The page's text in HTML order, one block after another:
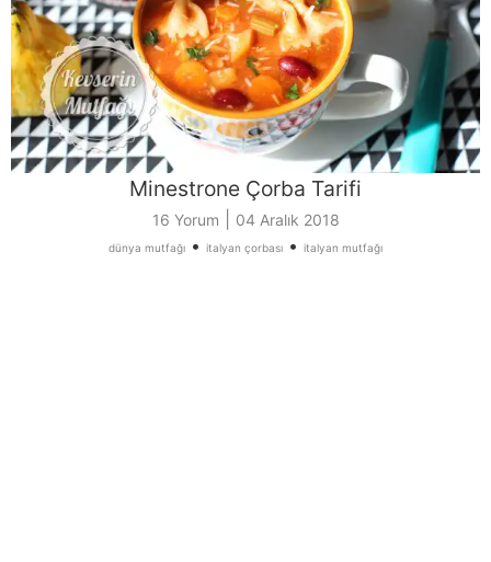
Minestrone Çorba Tarifi
16 Yorum 04 Aralık 2018
dünya mutfağı • italyan çorbası • italyan mutfağı